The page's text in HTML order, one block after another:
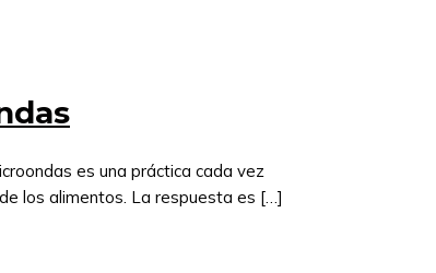
es una práctica cada vez
los alimentos. La respuesta es […]